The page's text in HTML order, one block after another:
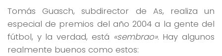
Tomás Guasch, subdirector de As, realiza un
especial de premios del año 2004 a la gente del
fútbol, y la verdad, está «sembrao». Hay algunos
realmente buenos como estos: